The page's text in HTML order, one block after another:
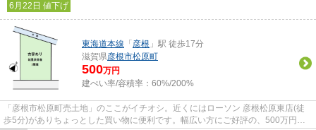
6月22日 値下げ
東海道本線 「 彦根 」駅 徒歩17分
滋賀県彦根市松原町
500万円
建ぺい率/容積率： 60%/200%
「彦根市松原町売土地」のここがイチオシ。近くにはローソン 彦根松原東店(徒
歩5分)がありちょっとした買い物に便利です。幅広い方にご好評の、500万円の